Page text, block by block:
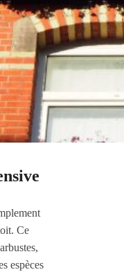
Ce
espèces